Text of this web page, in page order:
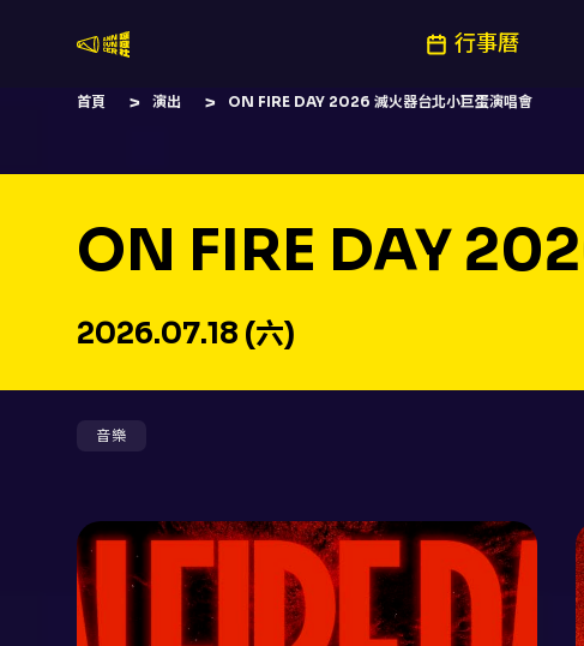
行事曆
首頁 演出 ON FIRE DAY 2026 滅火器台北小巨蛋演唱會
ON FIRE DAY
2026.07.18 (六)
音樂